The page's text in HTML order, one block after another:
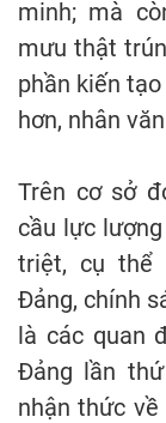
minh; mà
mưu thật
phần kiến
hơn, nhân
Trên cơ sở
cầu lực
triệt, cụ thể
Đảng, chính
là các quan
Đảng lần
nhận thức